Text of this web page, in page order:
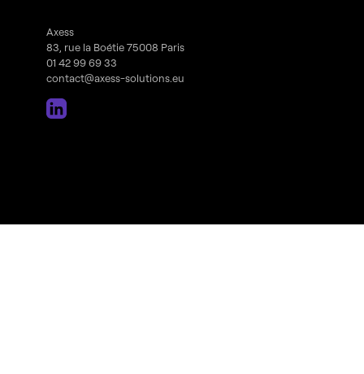
Axess
83, rue la Boétie 75008 Paris
01 42 99 69 33
contact@axess-solutions.eu